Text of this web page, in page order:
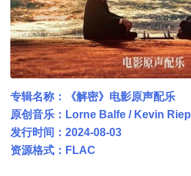
专辑名称：《解密》电影原声配乐
原创音乐：Lorne Balfe / Kevin Riepl
发行时间：2024-08-03
资源格式：FLAC